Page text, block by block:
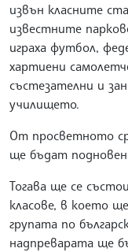
извън класните
известните
играха футбол,
хартиени
състезателни и
училището.
От просветното
ще бъдат
Тогава ще се
класове, в което
групата по
надпреварата ще